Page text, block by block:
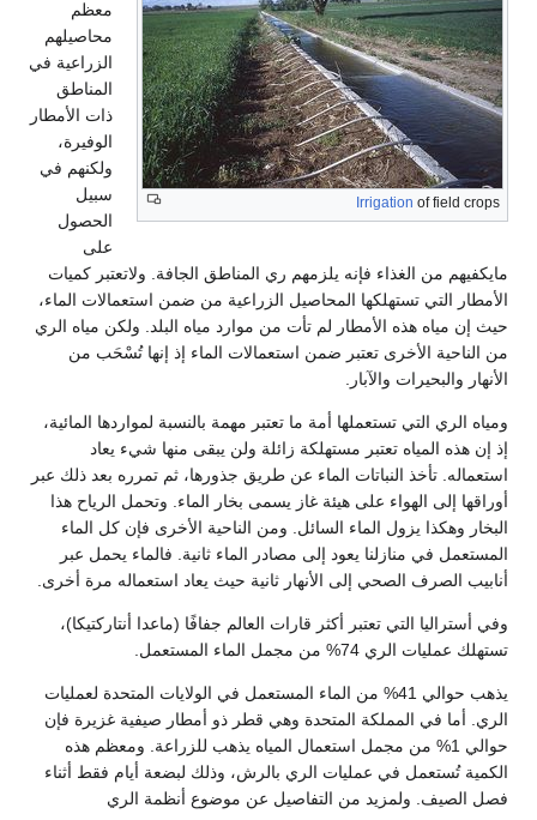
Irrigation of field crops
معظم
محاصيلهم
الزراعية في
المناطق
ذات الأمطار
الوفيرة،
ولكنهم في
سبيل
الحصول
على
مايكفيهم من الغذاء فإنه يلزمهم ري المناطق الجافة. ولاتعتبر كميات
الأمطار التي تستهلكها المحاصيل الزراعية من ضمن استعمالات الماء،
حيث إن مياه هذه الأمطار لم تأت من موارد مياه البلد. ولكن مياه الري
من الناحية الأخرى تعتبر ضمن استعمالات الماء إذ إنها تُسْحَب من
الأنهار والبحيرات والآبار.
ومياه الري التي تستعملها أمة ما تعتبر مهمة بالنسبة لمواردها المائية،
إذ إن هذه المياه تعتبر مستهلكة زائلة ولن يبقى منها شيء يعاد
استعماله. تأخذ النباتات الماء عن طريق جذورها، ثم تمرره بعد ذلك عبر
أوراقها إلى الهواء على هيئة غاز يسمى بخار الماء. وتحمل الرياح هذا
البخار وهكذا يزول الماء السائل. ومن الناحية الأخرى فإن كل الماء
المستعمل في منازلنا يعود إلى مصادر الماء ثانية. فالماء يحمل عبر
أنابيب الصرف الصحي إلى الأنهار ثانية حيث يعاد استعماله مرة أخرى.
وفي أستراليا التي تعتبر أكثر قارات العالم جفافًا (ماعدا أنتاركتيكا)،
تستهلك عمليات الري 74% من مجمل الماء المستعمل.
يذهب حوالي 41% من الماء المستعمل في الولايات المتحدة لعمليات
الري. أما في المملكة المتحدة وهي قطر ذو أمطار صيفية غزيرة فإن
حوالي 1% من مجمل استعمال المياه يذهب للزراعة. ومعظم هذه
الكمية تُستعمل في عمليات الري بالرش، وذلك لبضعة أيام فقط أثناء
فصل الصيف. ولمزيد من التفاصيل عن موضوع أنظمة الري